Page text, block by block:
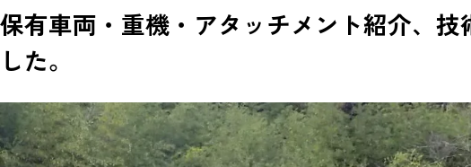
保有車両・重機・アタッチメント紹介、技
した。